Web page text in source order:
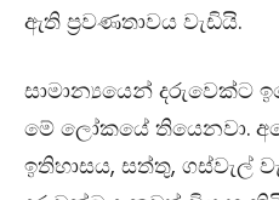
ඇති ප්‍රවණතාවය වැඩියි.
සාමාන්‍යයෙන් දරුවෙක්ට
මේ ලෝකයේ තියෙනවා.
ඉතිහාසය, සත්තු, ගස්වැල්